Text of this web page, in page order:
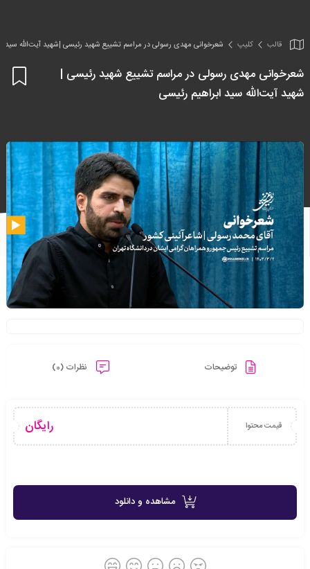
قالب کلیپ شعرخوانی مهدی رسولی در مراسم تشییع شهید رئیسی |شهید آیت‌الله سید
شعرخوانی مهدی رسولی در مراسم تشییع شهید رئیسی |
شهید آیت‌الله سید ابراهیم رئیسی
توضیحات نظرات (0)
قیمت محتوا رایگان
مشاهده و دانلود